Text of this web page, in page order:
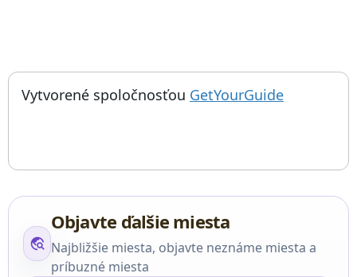
Things to do near Kristus z priepasti, Christ Of The Deep,
Vytvorené spoločnosťou GetYourGuide; otvorí sa
travel_explore
Objavte ďalšie miesta
Najbližšie miesta, objavte neznáme miesta a
príbuzné miesta